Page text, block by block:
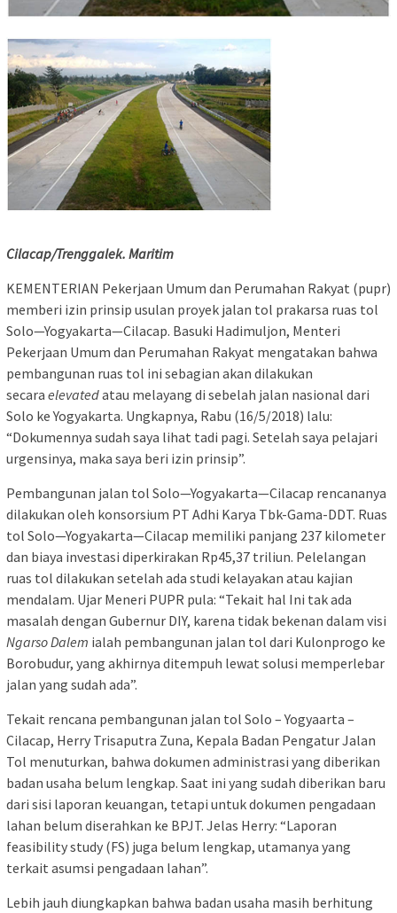
Cilacap/Trenggalek. Maritim
KEMENTERIAN Pekerjaan Umum dan Perumahan Rakyat (pupr)
memberi izin prinsip usulan proyek jalan tol prakarsa ruas tol
Solo—Yogyakarta—Cilacap. Basuki Hadimuljon, Menteri
Pekerjaan Umum dan Perumahan Rakyat mengatakan bahwa
pembangunan ruas tol ini sebagian akan dilakukan
secara elevatedatau melayang di sebelah jalan nasional dari
Solo ke Yogyakarta. Ungkapnya, Rabu (16/5/2018) lalu:
“Dokumennya sudah saya lihat tadi pagi. Setelah saya pelajari
urgensinya, maka saya beri izin prinsip”.
Pembangunan jalan tol Solo—Yogyakarta—Cilacap rencananya
dilakukan oleh konsorsium PT Adhi Karya Tbk-Gama-DDT. Ruas
tol Solo—Yogyakarta—Cilacap memiliki panjang 237 kilometer
dan biaya investasi diperkirakan Rp45,37 triliun. Pelelangan
ruas tol dilakukan setelah ada studi kelayakan atau kajian
mendalam. Ujar Meneri PUPR pula: “Tekait hal Ini tak ada
masalah dengan Gubernur DIY, karena tidak bekenan dalam visi
Ngarso Dalem ialah pembangunan jalan tol dari Kulonprogo ke
Borobudur, yang akhirnya ditempuh lewat solusi memperlebar
jalan yang sudah ada”.
Tekait rencana pembangunan jalan tol Solo – Yogyaarta –
Cilacap, Herry Trisaputra Zuna, Kepala Badan Pengatur Jalan
Tol menuturkan, bahwa dokumen administrasi yang diberikan
badan usaha belum lengkap. Saat ini yang sudah diberikan baru
dari sisi laporan keuangan, tetapi untuk dokumen pengadaan
lahan belum diserahkan ke BPJT. Jelas Herry: “Laporan
feasibility study (FS) juga belum lengkap, utamanya yang
terkait asumsi pengadaan lahan”.
Lebih jauh diungkapkan bahwa badan usaha masih berhitung